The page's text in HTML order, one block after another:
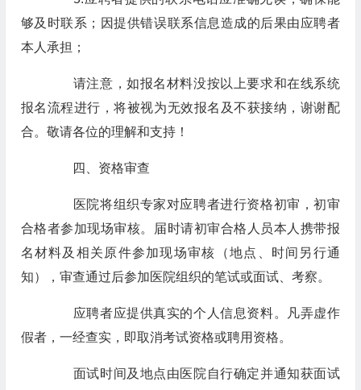
够及时联系；因提供错误联系信息造成的后果由应聘者
本人承担；
请注意，如报名材料没按以上要求和在线系统
报名流程进行，将被视为无效报名及不获接纳，谢谢配
合。敬请各位的理解和支持！
四、资格审查
医院将组织专家对应聘者进行资格初审，初审
合格者参加现场审核。届时请初审合格人员本人携带报
名材料及相关原件参加现场审核（地点、时间另行通
知），审查通过后参加医院组织的笔试或面试、考察。
应聘者应提供真实的个人信息资料。凡弄虚作
假者，一经查实，即取消考试资格或聘用资格。
面试时间及地点由医院自行确定并通知获面试